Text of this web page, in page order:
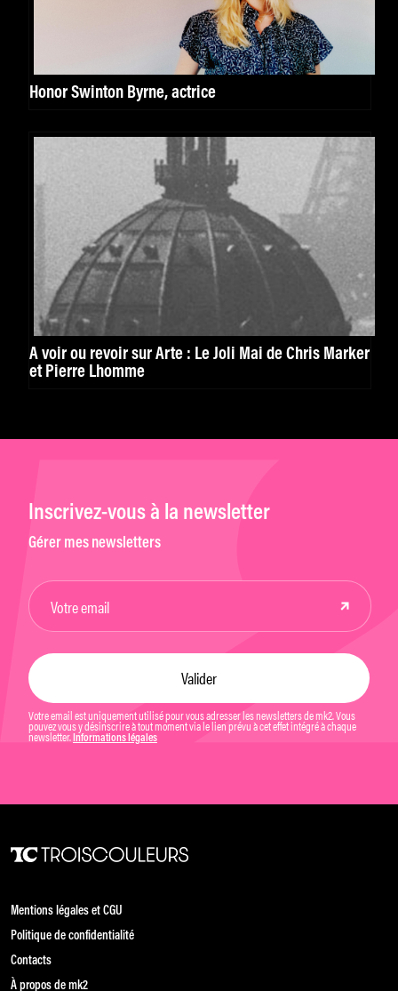
Honor Swinton Byrne, actrice
À voir ou revoir sur Arte : Le Joli Mai de Chris Marker
et Pierre Lhomme
Inscrivez-vous à la newsletter
Gérer mes newsletters
Votre email est uniquement utilisé pour vous adresser les newsletters de mk2. Vous
pouvez vous y désinscrire à tout moment via le lien prévu à cet effet intégré à chaque
newsletter. Informations légales
Mentions légales et CGU
Politique de confidentialité
Contacts
À propos de mk2